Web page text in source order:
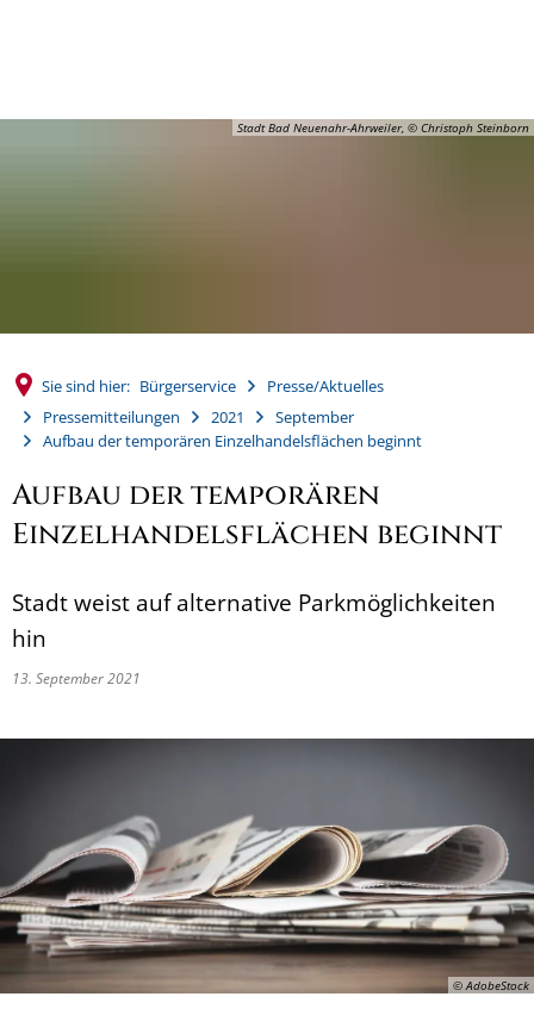
Stadt Bad Neuenahr-Ahrweiler, © Christoph Steinborn
Sie sind hier: Bürgerservice
Presse/Aktuelles
Pressemitteilungen
2021
September
Aufbau der temporären Einzelhandelsflächen beginnt
Aufbau der temporären
Einzelhandelsflächen beginnt
Stadt weist auf alternative Parkmöglichkeiten
hin
13. September 2021
© AdobeStock